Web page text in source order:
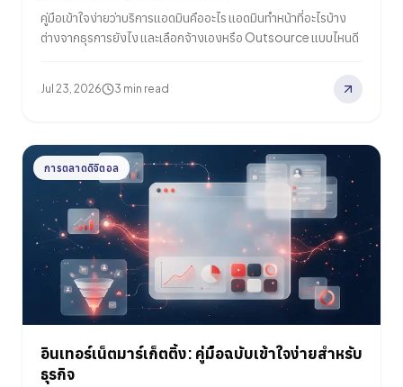
คู่มือเข้าใจง่ายว่าบริการแอดมินคืออะไร แอดมินทำหน้าที่อะไรบ้าง
ต่างจากธุรการยังไง และเลือกจ้างเองหรือ Outsource แบบไหนดี
Jul 23, 2026 3 min read
การตลาดดิจิตอล
อินเทอร์เน็ตมาร์เก็ตติ้ง: คู่มือฉบับเข้าใจง่ายสำหรับ
ธุรกิจ